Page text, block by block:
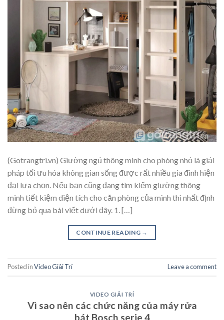
(Gotrangtri.vn) Giường ngủ thông minh cho phòng nhỏ là giải
pháp tối ưu hóa không gian sống được rất nhiều gia đình hiện
đại lựa chọn. Nếu bạn cũng đang tìm kiếm giường thông
minh tiết kiệm diện tích cho căn phòng của mình thì nhất định
đừng bỏ qua bài viết dưới đây. 1. […]
CONTINUE READING →
Posted inVideo Giải Trí Leave a comment
VIDEO GIẢI TRÍ
Vì sao nên các chức năng của máy rửa
bát Bosch serie 4